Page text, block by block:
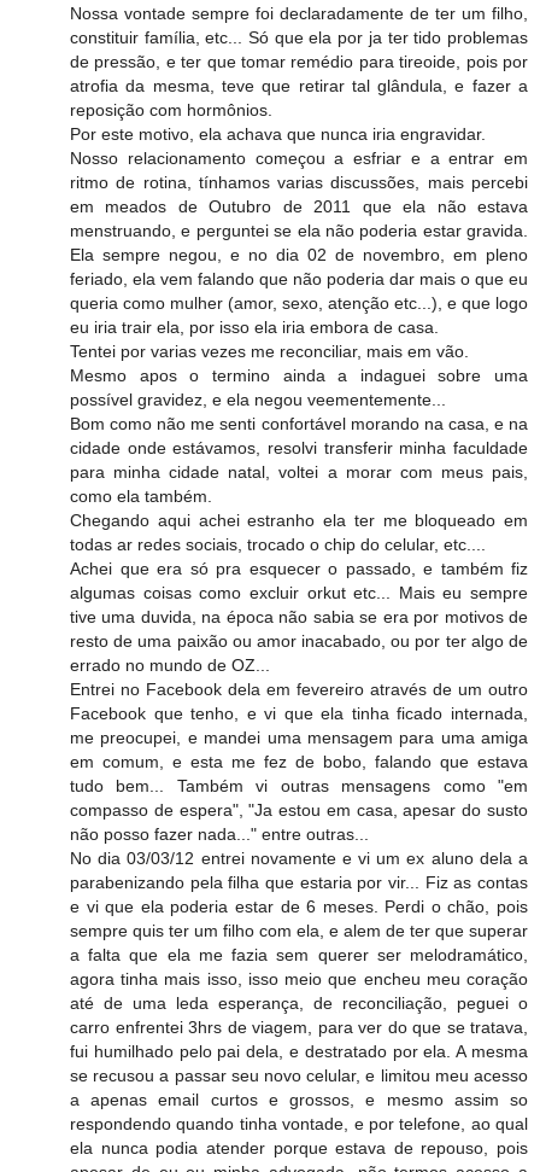
Nossa vontade sempre foi declaradamente de ter um filho,
constituir família, etc... Só que ela por ja ter tido problemas
de pressão, e ter que tomar remédio para tireoide, pois por
atrofia da mesma, teve que retirar tal glândula, e fazer a
reposição com hormônios.
Por este motivo, ela achava que nunca iria engravidar.
Nosso relacionamento começou a esfriar e a entrar em
ritmo de rotina, tínhamos varias discussões, mais percebi
em meados de Outubro de 2011 que ela não estava
menstruando, e perguntei se ela não poderia estar gravida.
Ela sempre negou, e no dia 02 de novembro, em pleno
feriado, ela vem falando que não poderia dar mais o que eu
queria como mulher (amor, sexo, atenção etc...), e que logo
eu iria trair ela, por isso ela iria embora de casa.
Tentei por varias vezes me reconciliar, mais em vão.
Mesmo apos o termino ainda a indaguei sobre uma
possível gravidez, e ela negou veementemente...
Bom como não me senti confortável morando na casa, e na
cidade onde estávamos, resolvi transferir minha faculdade
para minha cidade natal, voltei a morar com meus pais,
como ela também.
Chegando aqui achei estranho ela ter me bloqueado em
todas ar redes sociais, trocado o chip do celular, etc....
Achei que era só pra esquecer o passado, e também fiz
algumas coisas como excluir orkut etc... Mais eu sempre
tive uma duvida, na época não sabia se era por motivos de
resto de uma paixão ou amor inacabado, ou por ter algo de
errado no mundo de OZ...
Entrei no Facebook dela em fevereiro através de um outro
Facebook que tenho, e vi que ela tinha ficado internada,
me preocupei, e mandei uma mensagem para uma amiga
em comum, e esta me fez de bobo, falando que estava
tudo bem... Também vi outras mensagens como "em
compasso de espera", "Ja estou em casa, apesar do susto
não posso fazer nada..." entre outras...
No dia 03/03/12 entrei novamente e vi um ex aluno dela a
parabenizando pela filha que estaria por vir... Fiz as contas
e vi que ela poderia estar de 6 meses. Perdi o chão, pois
sempre quis ter um filho com ela, e alem de ter que superar
a falta que ela me fazia sem querer ser melodramático,
agora tinha mais isso, isso meio que encheu meu coração
até de uma leda esperança, de reconciliação, peguei o
carro enfrentei 3hrs de viagem, para ver do que se tratava,
fui humilhado pelo pai dela, e destratado por ela. A mesma
se recusou a passar seu novo celular, e limitou meu acesso
a apenas email curtos e grossos, e mesmo assim so
respondendo quando tinha vontade, e por telefone, ao qual
ela nunca podia atender porque estava de repouso, pois